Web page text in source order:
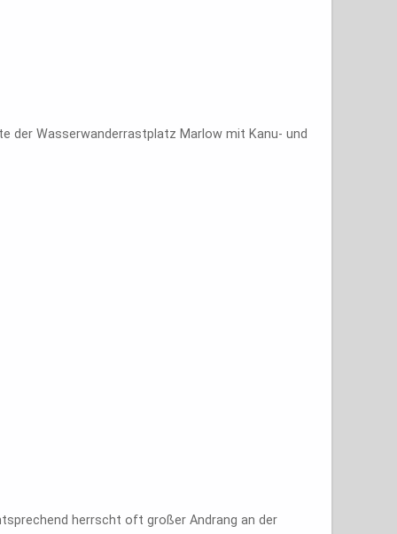
der Wasserwanderrastplatz Marlow mit Kanu- und
herrscht oft großer Andrang an der